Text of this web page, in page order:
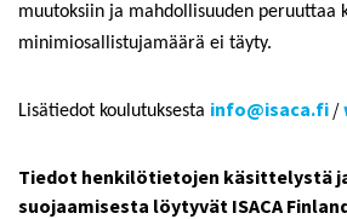
muutoksiin ja mahdollisuuden peruuttaa
minimiosallistujamäärä ei täyty.
Lisätiedot koulutuksesta info@isaca.fi /
Tiedot henkilötietojen käsittelystä
suojaamisesta löytyvät ISACA